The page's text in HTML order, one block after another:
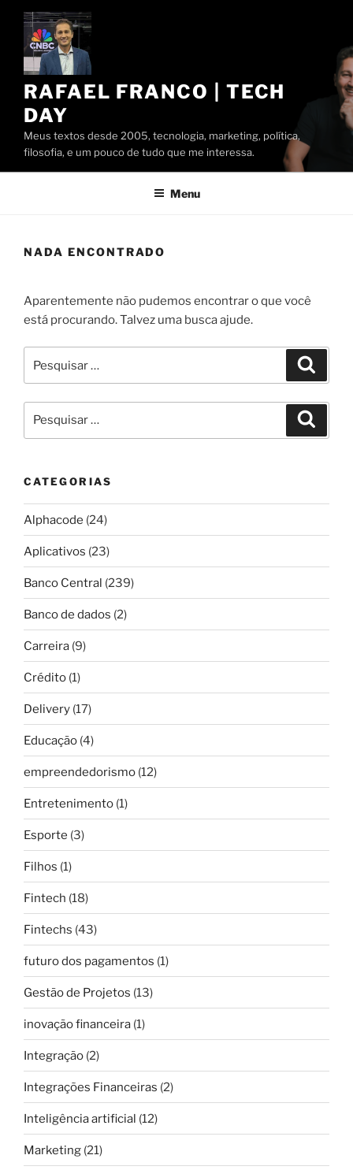
Pular
conteúdo
RAFAEL FRANCO | TECH
DAY
Meus textos desde 2005, tecnologia, marketing, política,
filosofia, e um pouco de tudo que me interessa.
Menu
NADA ENCONTRADO
Aparentemente não pudemos encontrar o que você
está procurando. Talvez uma busca ajude.
por:
por:
CATEGORIAS
Alphacode (24)
Aplicativos (23)
Banco Central (239)
Banco de dados (2)
Carreira (9)
Crédito (1)
Delivery (17)
Educação (4)
empreendedorismo (12)
Entretenimento (1)
Esporte (3)
Filhos (1)
Fintech (18)
Fintechs (43)
futuro dos pagamentos (1)
Gestão de Projetos (13)
inovação financeira (1)
Integração (2)
Integrações Financeiras (2)
Inteligência artificial (12)
Marketing (21)